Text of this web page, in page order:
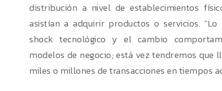
distribución a nivel de establecimientos
asistían a adquirir productos o servicios.
shock tecnológico y el cambio
modelos de negocio; está vez tendremos que
miles o millones de transacciones en tiempos